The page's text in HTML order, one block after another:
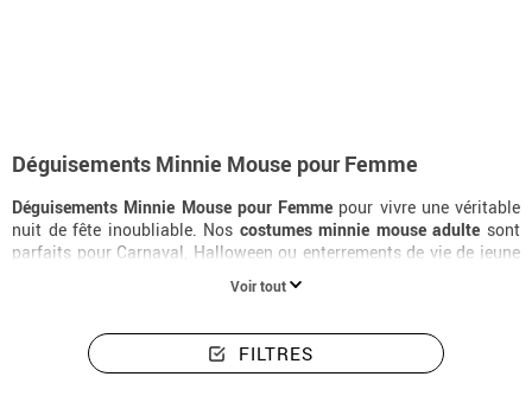
Déguisements Minnie Mouse pour Femme
Déguisements Minnie Mouse pour Femme pour vivre une véritable
nuit de fête inoubliable. Nos costumes minnie mouse adulte sont
parfaits pour Carnaval, Halloween ou enterrements de vie de jeune
déguisement minnie mouse
Voir tout
FILTRES